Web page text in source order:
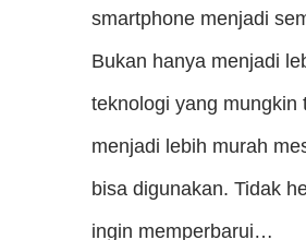
smartphone menjadi
Bukan hanya menjadi
teknologi yang mungkin
menjadi lebih murah
bisa digunakan. Tidak
ingin memperbarui…